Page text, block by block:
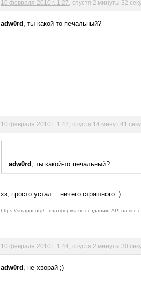
10 февраля 2010 г. 1:27 , спустя 2 минуты 32
adw0rd , ты какой-то печальный?
10 февраля 2010 г. 1:42 , спустя 14 минут 41
adw0rd , ты какой-то печальный?
хз, просто устал… ничего страшного :)
https://smappi.org/ - платформа по созданию API на все
10 февраля 2010 г. 1:44 , спустя 2 минуты 30
adw0rd , не хворай ;)